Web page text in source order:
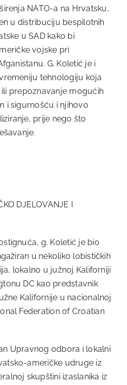
NATO-a na Hrvatsku,
u distribuciju bespilotnih
u SAD kako bi
vojske pri
G. Koletić je i
tehnologiju koja
prepoznavanje mogućih
i sigurnošću i njihovo
prije nego što
DJELOVANJE I
g. Koletić je bio
u nekoliko lobističkih
lokalno u južnoj Kaliforniji
DC kao predstavnik
Kalifornije u nacionalnoj
Federation of Croatian
Upravnog odbora i lokalni
američke udruge iz
skupštini izaslanika iz